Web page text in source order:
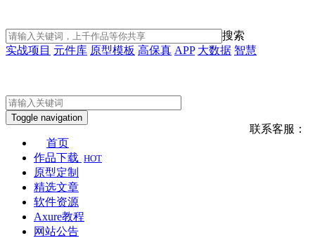
搜索
实战项目 元件库 原型模板 高保真 APP 大数据 智慧
联系客服：
Toggle navigation
首页
作品下载 HOT
原型定制
精选文章
软件资源
Axure教程
网站公告